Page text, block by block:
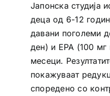
Јапонска студија
деца од 6-12
давани поголеми
ден) и EPA (100
месеци.
покажуваат
споредено со